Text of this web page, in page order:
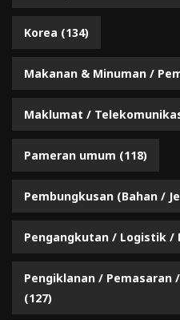
Korea (134)
Makanan & Minuman /
Maklumat /
Pameran umum (118)
Pembungkusan (Bahan /
Pengangkutan / Logistik /
Pengiklanan / Pemasaran
(127)